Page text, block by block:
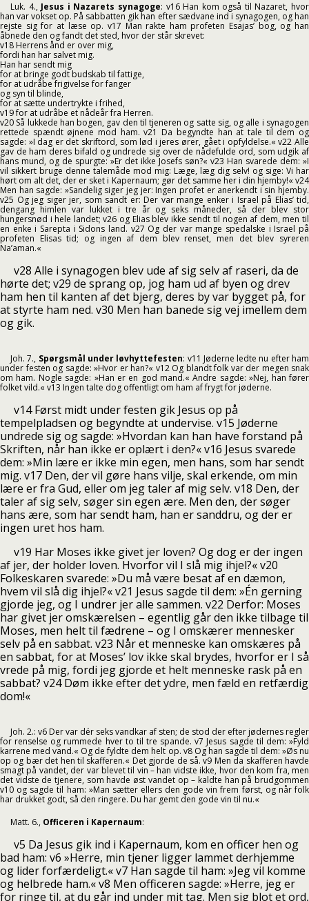
Luk. 4., Jesus i Nazarets synagoge: v16 Han kom også til Nazaret, hvor
han var vokset op. På sabbatten gik han efter sædvane ind i synagogen, og han
rejste sig for at læse op. v17 Man rakte ham profeten Esajas’ bog, og han
åbnede den og fandt det sted, hvor der står skrevet:
v18 Herrens ånd er over mig,
fordi han har salvet mig.
Han har sendt mig
for at bringe godt budskab til fattige,
for at udråbe frigivelse for fanger
og syn til blinde,
for at sætte undertrykte i frihed,
v19 for at udråbe et nådeår fra Herren.
v20 Så lukkede han bogen, gav den til tjeneren og satte sig, og alle i synagogen
rettede spændt øjnene mod ham. v21 Da begyndte han at tale til dem og
sagde: »I dag er det skriftord, som lød i jeres ører, gået i opfyldelse.« v22 Alle
gav de ham deres bifald og undrede sig over de nådefulde ord, som udgik af
hans mund, og de spurgte: »Er det ikke Josefs søn?« v23 Han svarede dem: »I
vil sikkert bruge denne talemåde mod mig: Læge, læg dig selv! og sige: Vi har
hørt om alt det, der er sket i Kapernaum; gør det samme her i din hjemby!« v24
Men han sagde: »Sandelig siger jeg jer: Ingen profet er anerkendt i sin hjemby.
v25 Og jeg siger jer, som sandt er: Der var mange enker i Israel på Elias’ tid,
dengang himlen var lukket i tre år og seks måneder, så der blev stor
hungersnød i hele landet; v26 og Elias blev ikke sendt til nogen af dem, men til
en enke i Sarepta i Sidons land. v27 Og der var mange spedalske i Israel på
profeten Elisas tid; og ingen af dem blev renset, men det blev syreren
Na’aman.«
v28 Alle i synagogen blev ude af sig selv af raseri, da de
hørte det; v29 de sprang op, jog ham ud af byen og drev
ham hen til kanten af det bjerg, deres by var bygget på, for
at styrte ham ned. v30 Men han banede sig vej imellem dem
og gik.
Joh. 7., Spørgsmål under løvhyttefesten: v11 Jøderne ledte nu efter ham
under festen og sagde: »Hvor er han?« v12 Og blandt folk var der megen snak
om ham. Nogle sagde: »Han er en god mand.« Andre sagde: »Nej, han fører
folket vild.« v13 Ingen talte dog offentligt om ham af frygt for jøderne.
v14 Først midt under festen gik Jesus op på
tempelpladsen og begyndte at undervise. v15 Jøderne
undrede sig og sagde: »Hvordan kan han have forstand på
Skriften, når han ikke er oplært i den?« v16 Jesus svarede
dem: »Min lære er ikke min egen, men hans, som har sendt
mig. v17 Den, der vil gøre hans vilje, skal erkende, om min
lære er fra Gud, eller om jeg taler af mig selv. v18 Den, der
taler af sig selv, søger sin egen ære. Men den, der søger
hans ære, som har sendt ham, han er sanddru, og der er
ingen uret hos ham.
v19 Har Moses ikke givet jer loven? Og dog er der ingen
af jer, der holder loven. Hvorfor vil I slå mig ihjel?« v20
Folkeskaren svarede: »Du må være besat af en dæmon,
hvem vil slå dig ihjel?« v21 Jesus sagde til dem: »Én gerning
gjorde jeg, og I undrer jer alle sammen. v22 Derfor: Moses
har givet jer omskærelsen – egentlig går den ikke tilbage til
Moses, men helt til fædrene – og I omskærer mennesker
selv på en sabbat. v23 Når et menneske kan omskæres på
en sabbat, for at Moses’ lov ikke skal brydes, hvorfor er I så
vrede på mig, fordi jeg gjorde et helt menneske rask på en
sabbat? v24 Døm ikke efter det ydre, men fæld en retfærdig
dom!«
Joh. 2.: v6 Der var dér seks vandkar af sten; de stod der efter jødernes regler
for renselse og rummede hver to til tre spande. v7 Jesus sagde til dem: »Fyld
karrene med vand.« Og de fyldte dem helt op. v8 Og han sagde til dem: »Øs nu
op og bær det hen til skafferen.« Det gjorde de så. v9 Men da skafferen havde
smagt på vandet, der var blevet til vin – han vidste ikke, hvor den kom fra, men
det vidste de tjenere, som havde øst vandet op – kaldte han på brudgommen
v10 og sagde til ham: »Man sætter ellers den gode vin frem først, og når folk
har drukket godt, så den ringere. Du har gemt den gode vin til nu.«
Matt. 6., Officeren i Kapernaum:
v5 Da Jesus gik ind i Kapernaum, kom en officer hen og
bad ham: v6 »Herre, min tjener ligger lammet derhjemme
og lider forfærdeligt.« v7 Han sagde til ham: »Jeg vil komme
og helbrede ham.« v8 Men officeren sagde: »Herre, jeg er
for ringe til, at du går ind under mit tag. Men sig blot et ord,